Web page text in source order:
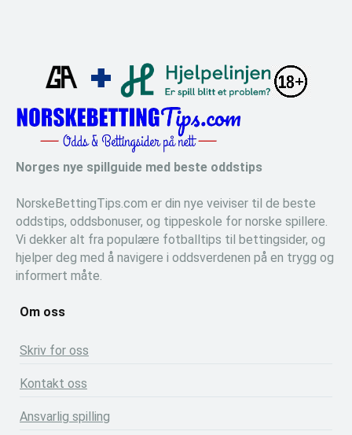
Norges nye spillguide med beste oddstips
NorskeBettingTips.com er din nye veiviser til de beste
oddstips, oddsbonuser, og tippeskole for norske spillere.
Vi dekker alt fra populære fotballtips til bettingsider, og
hjelper deg med å navigere i oddsverdenen på en trygg og
informert måte.
Om oss
Skriv for oss
Kontakt oss
Ansvarlig spilling